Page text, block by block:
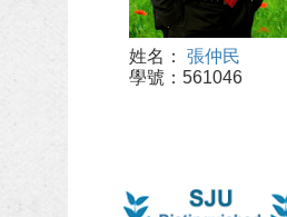
姓名：
張仲民
學號：561046